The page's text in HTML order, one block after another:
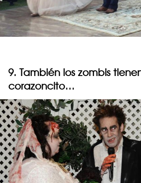
9. También los zombis
corazoncito…